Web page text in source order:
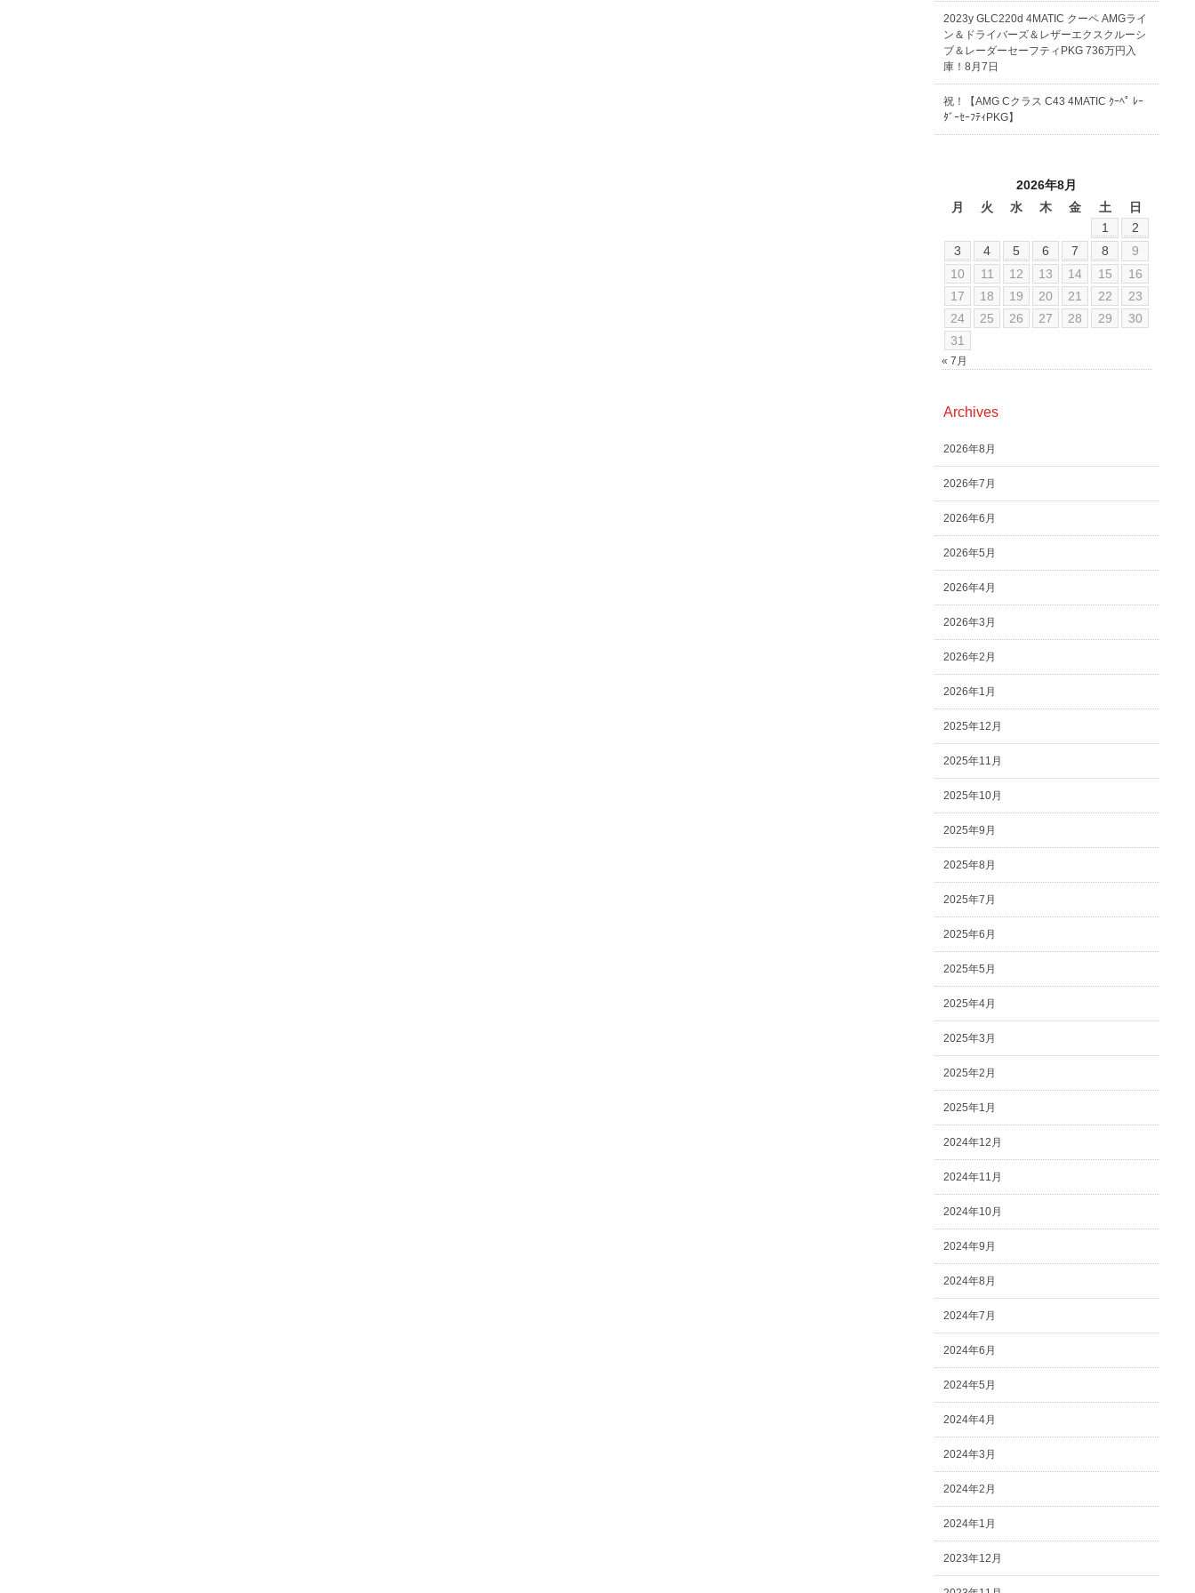
2023y GLC220d 4MATIC クーペ AMGライ
ン＆ドライバーズ＆レザーエクスクルーシ
ブ＆レーダーセーフティPKG 736万円入
庫！8月7日
祝！【AMG Cクラス C43 4MATIC ｸｰﾍﾟ ﾚｰ
ﾀﾞｰｾｰﾌﾃｨPKG】
2026年8月
月
火 水 木 金 土
日
1
2
3
4 5 6 7 8
9
10
11 12 13 14 15
16
17
18 19 20 21 22
23
24
25 26 27 28 29
30
31
« 7月
Archives
2026年8月
2026年7月
2026年6月
2026年5月
2026年4月
2026年3月
2026年2月
2026年1月
2025年12月
2025年11月
2025年10月
2025年9月
2025年8月
2025年7月
2025年6月
2025年5月
2025年4月
2025年3月
2025年2月
2025年1月
2024年12月
2024年11月
2024年10月
2024年9月
2024年8月
2024年7月
2024年6月
2024年5月
2024年4月
2024年3月
2024年2月
2024年1月
2023年12月